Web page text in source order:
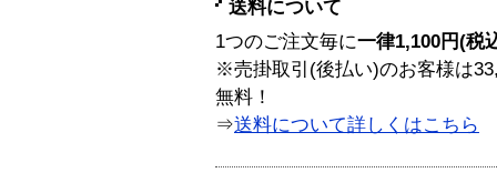
送料について
1つのご注文毎に一律1,100円(税
※売掛取引(後払い)のお客様は
無料！
⇒送料について詳しくはこちら